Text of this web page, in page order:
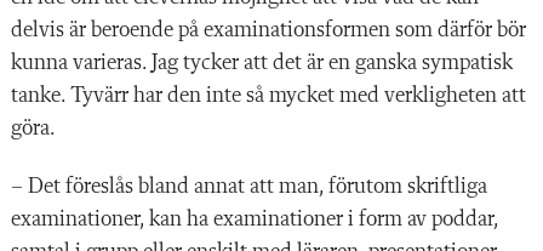
delvis är beroende på examinationsformen som därför bör
kunna varieras. Jag tycker att det är en ganska sympatisk
tanke. Tyvärr har den inte så mycket med verkligheten att
göra.
– Det föreslås bland annat att man, förutom skriftliga
examinationer, kan ha examinationer i form av poddar,